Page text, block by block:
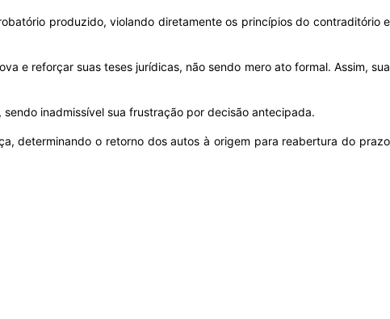
produzido, violando diretamente os princípios do contraditório e
e reforçar suas teses jurídicas, não sendo mero ato formal. Assim, sua
inadmissível sua frustração por decisão antecipada.
determinando o retorno dos autos à origem para reabertura do prazo